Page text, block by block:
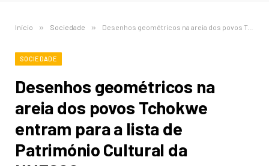
Início » Sociedade » Desenhos geométricos na areia dos povos Tchokwe entram para a lista de Património Cultural da UNESCO
SOCIEDADE
Desenhos geométricos na
areia dos povos Tchokwe
entram para a lista de
Património Cultural da